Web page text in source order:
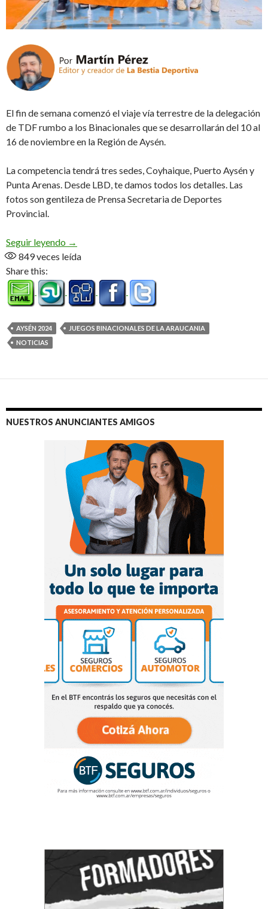
El fin de semana comenzó el viaje vía terrestre de la delegación
de TDF rumbo a los Binacionales que se desarrollarán del 10 al
16 de noviembre en la Región de Aysén.
La competencia tendrá tres sedes, Coyhaique, Puerto Aysén y
Punta Arenas. Desde LBD, te damos todos los detalles. Las
fotos son gentileza de Prensa Secretaria de Deportes
Provincial.
Seguir leyendo La XXXI edición desde este lunes
→
849veces leída
Share this:
AYSÉN 2024
JUEGOS BINACIONALES DE LA ARAUCANIA
NOTICIAS
NUESTROS ANUNCIANTES AMIGOS